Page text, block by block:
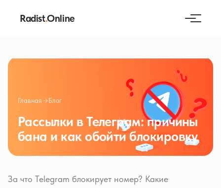
Radist.Online
Главная→Блог
Рассылки в Телеграм: причины
бана и как обойти блокировку
За что Telegram блокирует номер? Какие